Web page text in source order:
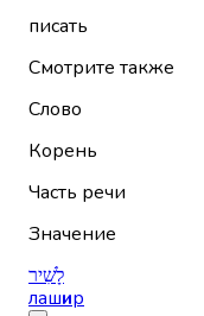
писать
Смотрите также
Слово
Корень
Часть речи
Значение
לָשִׁיר
лашир